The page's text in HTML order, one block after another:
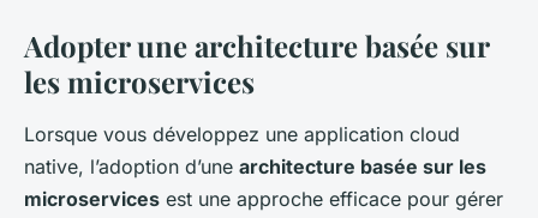
Adopter une architecture basée sur
les microservices
Lorsque vous développez une application cloud
native, l’adoption d’une architecture basée sur les
microservices est une approche efficace pour gérer